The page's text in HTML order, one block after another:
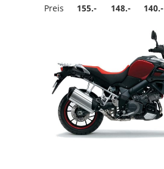
Preis
155.- 148.- 140.-